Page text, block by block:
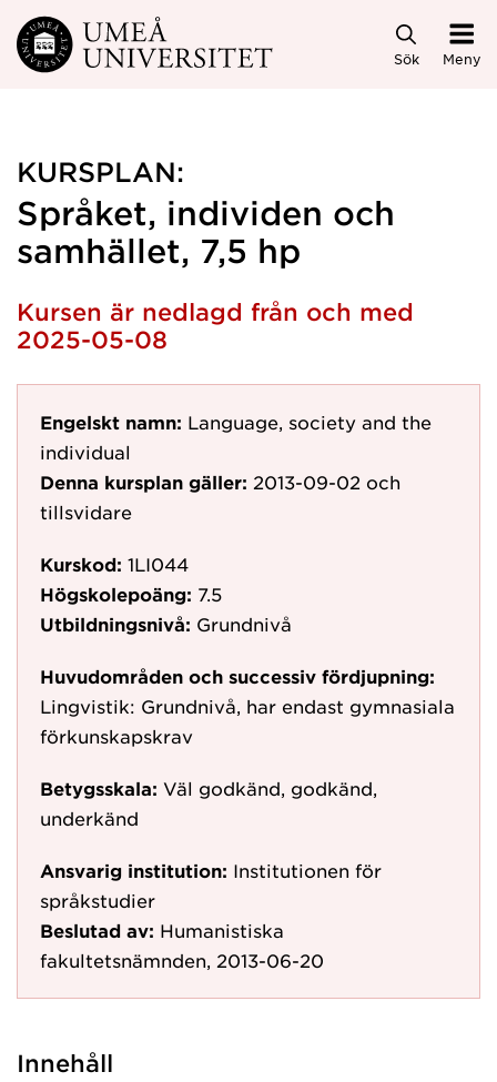
Hoppa direkt till innehållet
Sök Meny
KURSPLAN:
Språket, individen och
samhället, 7,5 hp
Kursen är nedlagd från och med
2025-05-08
Engelskt namn: Language, society and the
individual
Denna kursplan gäller: 2013-09-02 och
tillsvidare
Kurskod: 1LI044
Högskolepoäng: 7.5
Utbildningsnivå: Grundnivå
Huvudområden och successiv fördjupning:
Lingvistik: Grundnivå, har endast gymnasiala
förkunskapskrav
Betygsskala: Väl godkänd, godkänd,
underkänd
Ansvarig institution: Institutionen för
språkstudier
Beslutad av: Humanistiska
fakultetsnämnden, 2013-06-20
Innehåll